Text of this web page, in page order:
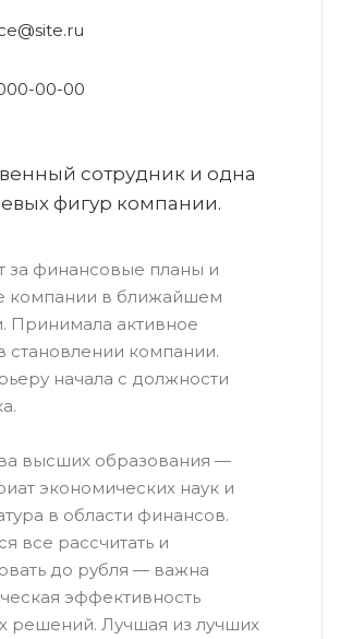
00-00
сотрудник и одна
фигур компании.
за финансовые планы и
компании в ближайшем
Принимала активное
становлении компании.
начала с должности
высших образования —
экономических наук и
в области финансов.
все рассчитать и
до рубля — важна
эффективность
решений. Лучшая из лучших